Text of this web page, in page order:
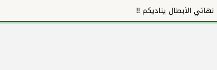
نهائي الأبطال يناديكم !!